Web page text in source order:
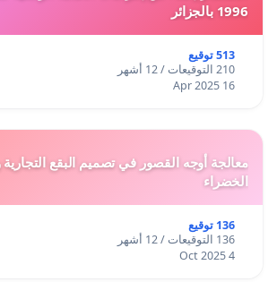
1996 بالجزائر
513 توقيع
210 التوقيعات / 12 أشهر
16 Apr 2025
معالجة أوجه القصور في تصميم البقع التجارية
الخضراء
136 توقيع
136 التوقيعات / 12 أشهر
4 Oct 2025